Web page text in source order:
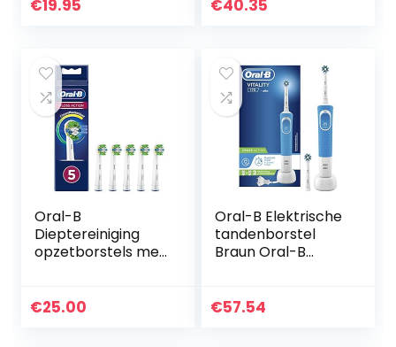
€19.95 €40.35
Oral-B
Dieptereiniging
opzetborstels met
diepe interdentale
€25.00
Oral-B Elektrische
tandenborstel
Braun Oral-B
€57.54